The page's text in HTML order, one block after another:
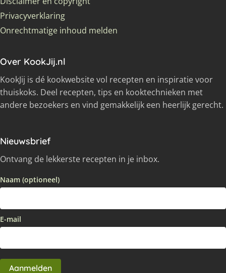
Privacyverklaring
Onrechtmatige inhoud melden
Over KookJij.nl
KookJij is dé kookwebsite vol recepten en inspiratie voor
thuiskoks. Deel recepten, tips en kooktechnieken met
andere bezoekers en vind gemakkelijk een heerlijk gerecht.
Nieuwsbrief
Ontvang de lekkerste recepten in je inbox.
Naam (optioneel)
E-mail
Aanmelden